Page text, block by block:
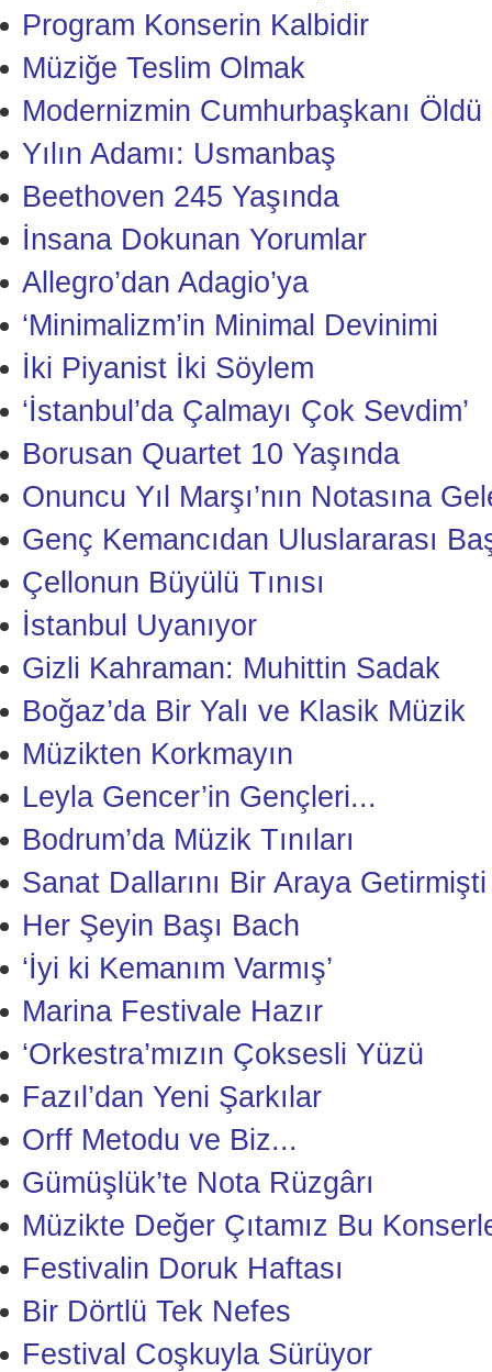
Program Konserin Kalbidir
Müziğe Teslim Olmak
Modernizmin Cumhurbaşkanı Öldü
Yılın Adamı: Usmanbaş
Beethoven 245 Yaşında
İnsana Dokunan Yorumlar
Allegro’dan Adagio’ya
‘Minimalizm’in Minimal Devinimi
İki Piyanist İki Söylem
‘İstanbul’da Çalmayı Çok Sevdim’
Borusan Quartet 10 Yaşında
Onuncu Yıl Marşı’nın Notasına
Genç Kemancıdan Uluslararası
Çellonun Büyülü Tınısı
İstanbul Uyanıyor
Gizli Kahraman: Muhittin Sadak
Boğaz’da Bir Yalı ve Klasik Müzik
Müzikten Korkmayın
Leyla Gencer’in Gençleri...
Bodrum’da Müzik Tınıları
Sanat Dallarını Bir Araya Getirmişti
Her Şeyin Başı Bach
‘İyi ki Kemanım Varmış’
Marina Festivale Hazır
‘Orkestra’mızın Çoksesli Yüzü
Fazıl’dan Yeni Şarkılar
Orff Metodu ve Biz...
Gümüşlük’te Nota Rüzgârı
Müzikte Değer Çıtamız Bu
Festivalin Doruk Haftası
Bir Dörtlü Tek Nefes
Festival Coşkuyla Sürüyor